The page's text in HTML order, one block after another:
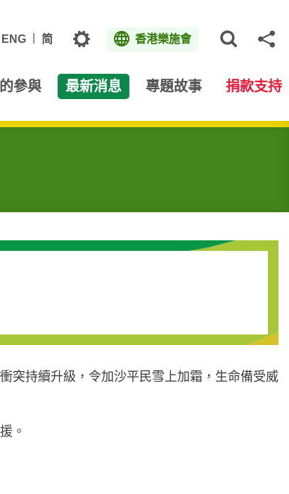
ENG 简 主題 香港樂施會
參與 最新消息 專題故事 捐款支持
突持續升級，令加沙平民雪上加霜，生命備受威
。